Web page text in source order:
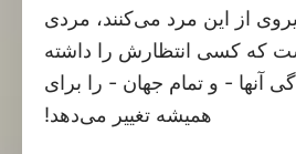
از این مرد می‌کنند، مردی
که کسی انتظارش را داشته
آنها - و تمام جهان - را برای
همیشه تغییر می‌دهد!